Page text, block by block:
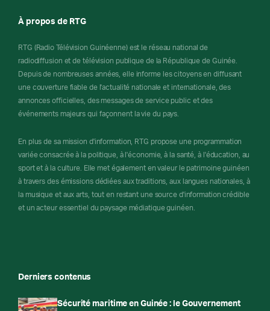
À propos de RTG
RTG (Radio Télévision Guinéenne) est le réseau national de
radiodiffusion et de télévision publique de la République de Guinée.
Depuis de nombreuses années, elle informe les citoyens en diffusant
une couverture fiable de l'actualité nationale et internationale, des
annonces officielles, des messages de service public et des
événements majeurs qui façonnent la vie du pays.
En plus de sa mission d'information, RTG propose une programmation
variée consacrée à la politique, à l'économie, à la santé, à l'éducation, au
sport et à la culture. Elle met également en valeur le patrimoine guinéen
à travers des émissions dédiées aux traditions, aux langues nationales, à
la musique et aux arts, tout en restant une source d'information crédible
et un acteur essentiel du paysage médiatique guinéen.
Derniers contenus
Sécurité maritime en Guinée : le Gouvernement